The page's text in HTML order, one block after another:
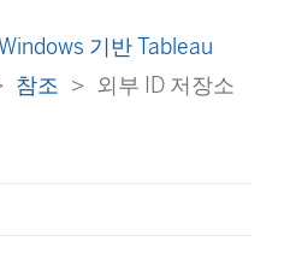
기반 Tableau
참조
외부 ID 저장소